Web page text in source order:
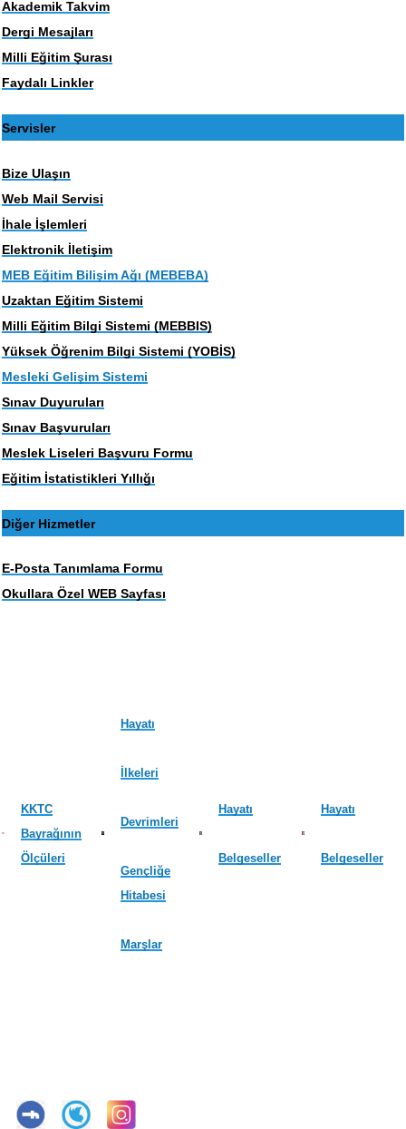
Akademik Takvim
Dergi Mesajları
Milli Eğitim Şurası
Faydalı Linkler
Servisler
Bize Ulaşın
Web Mail Servisi
İhale İşlemleri
Elektronik İletişim
MEB Eğitim Bilişim Ağı (MEBEBA)
Uzaktan Eğitim Sistemi
Milli Eğitim Bilgi Sistemi (MEBBIS)
Yüksek Öğrenim Bilgi Sistemi (YOBİS)
Mesleki Gelişim Sistemi
Sınav Duyuruları
Sınav Başvuruları
Meslek Liseleri Başvuru Formu
Eğitim İstatistikleri Yıllığı
Diğer Hizmetler
E-Posta Tanımlama Formu
Okullara Özel WEB Sayfası
KKTC
Bayrağının
Ölçüleri
Hayatı
İlkeleri
Devrimleri
Gençliğe
Hitabesi
Marşlar
Hayatı
Belgeseller
Hayatı
Belgeseller